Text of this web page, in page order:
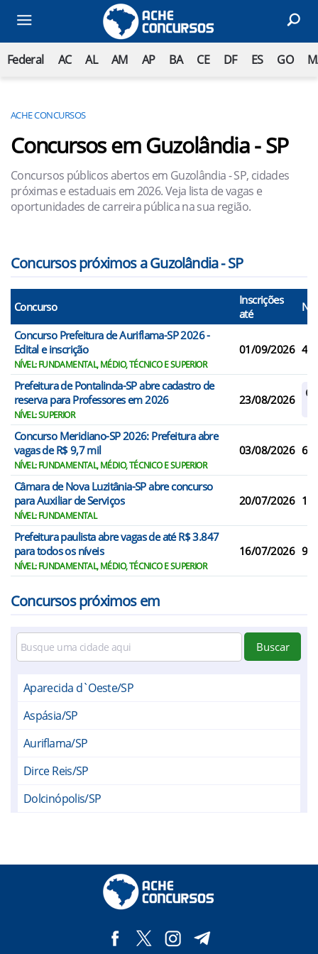
Federal AC AL AM AP BA CE DF ES GO
ACHE CONCURSOS
Concursos em Guzolândia - SP
Concursos públicos abertos em Guzolândia - SP, cidades
próximas e estaduais em 2026. Veja lista de vagas e
oportunidades de carreira pública na sua região.
Concursos próximos a Guzolândia - SP
Concurso
Inscrições
até
N°
Concurso Prefeitura de Auriflama-SP 2026 -
Edital e inscrição
NÍVEL: FUNDAMENTAL, MÉDIO, TÉCNICO E SUPERIOR
01/09/2026 42
Prefeitura de Pontalinda-SP abre cadastro de
reserva para Professores em 2026
NÍVEL: SUPERIOR
23/08/2026
Concurso Meridiano-SP 2026: Prefeitura abre
vagas de R$ 9,7 mil
NÍVEL: FUNDAMENTAL, MÉDIO, TÉCNICO E SUPERIOR
03/08/2026 6
Câmara de Nova Luzitânia-SP abre concurso
para Auxiliar de Serviços
NÍVEL: FUNDAMENTAL
20/07/2026 1
Prefeitura paulista abre vagas de até R$ 3.847
para todos os níveis
NÍVEL: FUNDAMENTAL, MÉDIO, TÉCNICO E SUPERIOR
16/07/2026 9
Concursos próximos em
Buscar
Aparecida d`Oeste/SP
Aspásia/SP
Auriflama/SP
Dirce Reis/SP
Dolcinópolis/SP
Gastão Vidigal/SP
General Salgado/SP